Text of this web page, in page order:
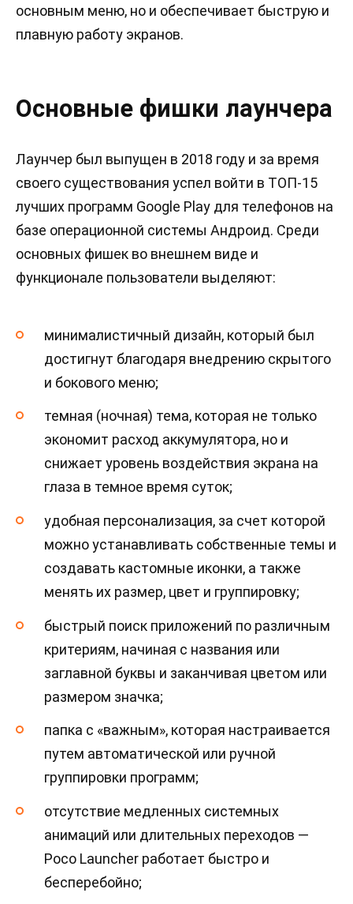
основным меню, но и обеспечивает быструю и
плавную работу экранов.
Основные фишки лаунчера
Лаунчер был выпущен в 2018 году и за время
своего существования успел войти в ТОП-15
лучших программ Google Play для телефонов на
базе операционной системы Андроид. Среди
основных фишек во внешнем виде и
функционале пользователи выделяют:
минималистичный дизайн, который был
достигнут благодаря внедрению скрытого
и бокового меню;
темная (ночная) тема, которая не только
экономит расход аккумулятора, но и
снижает уровень воздействия экрана на
глаза в темное время суток;
удобная персонализация, за счет которой
можно устанавливать собственные темы и
создавать кастомные иконки, а также
менять их размер, цвет и группировку;
быстрый поиск приложений по различным
критериям, начиная с названия или
заглавной буквы и заканчивая цветом или
размером значка;
папка с «важным», которая настраивается
путем автоматической или ручной
группировки программ;
отсутствие медленных системных
анимаций или длительных переходов —
Poco Launcher работает быстро и
бесперебойно;